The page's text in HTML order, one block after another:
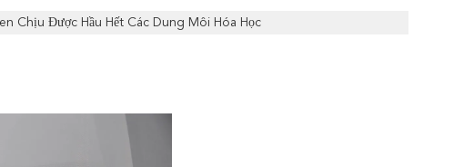
Chịu Được Hầu Hết Các Dung Môi Hóa Học